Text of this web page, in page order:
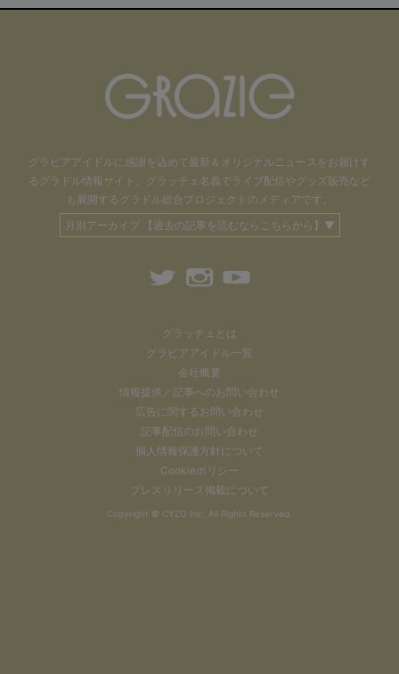
グラビアアイドルに感謝を込めて 最新＆オリジナルニュースをお届けす
るグラドル情報サイト。
グラッチェ名義でライブ配信や グッズ販売など
も 展開するグラドル総合プロジェクトのメディアです。
月別アーカイブ 【過去の記事を読むならこちらから】▼
グラッチェとは
グラビアアイドル一覧
会社概要
情報提供／記事へのお問い合わせ
広告に関するお問い合わせ
記事配信のお問い合わせ
個人情報保護方針について
Cookieポリシー
プレスリリース掲載について
Copyright © CYZO Inc. All Rights Reserved.